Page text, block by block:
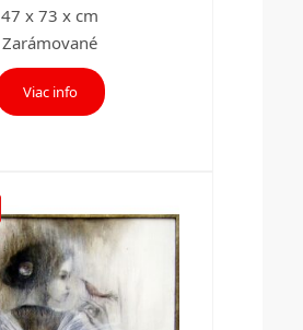
47 x 73 x cm
Zarámované
Viac info